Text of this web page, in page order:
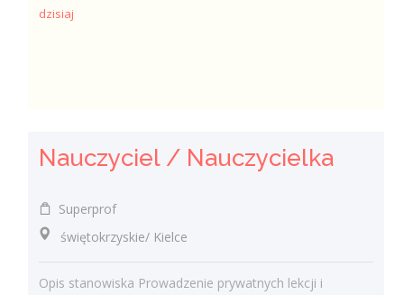
dzisiaj
Nauczyciel / Nauczycielka
Superprof
świętokrzyskie/ Kielce
Opis stanowiska Prowadzenie prywatnych lekcji i